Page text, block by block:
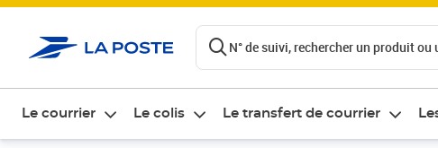
N° de suivi, rechercher un produit ou
Le courrier Le colis Le transfert de courrier